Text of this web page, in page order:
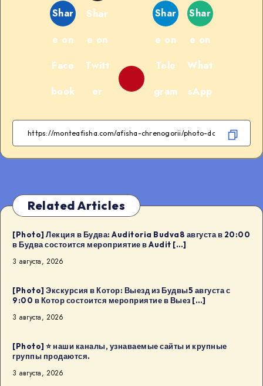
Shar
e on
Face
book
Shar
e on
Twitt
er
Shar
e on
Tele
gram
Shar
e on
What
sApp
Related Articles
[Photo] Лекция в Будва: Auditoria Budva8 августа в 20:00
в Будва состоится мероприятие в Audit […]
3 августа, 2026
[Photo] Экскурсия в Котор: Выезд из Будвы5 августа с
9:00 в Котор состоится мероприятие в Выез […]
3 августа, 2026
[Photo] ⭐️ наши каналы, узнаваемые сайты и крупные
группы продаются.
3 августа, 2026